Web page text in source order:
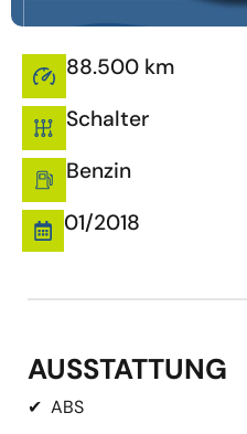
88.500 km
Schalter
Benzin
01/2018
AUSSTATTUNG
✔ ABS